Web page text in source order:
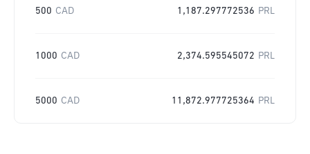
500 CAD 1,187.297772536 PRL
1000 CAD 2,374.595545072 PRL
5000 CAD 11,872.977725364 PRL